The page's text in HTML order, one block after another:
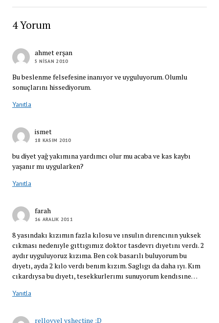
4 Yorum
ahmet erşan
5 NISAN 2010
Bu beslenme felsefesine inanıyor ve uyguluyorum. Olumlu
sonuçlarını hissediyorum.
Yanıtla
ismet
18 KASIM 2010
bu diyet yağ yakımına yardımcı olur mu acaba ve kas kaybı
yaşanır mı uygularken?
Yanıtla
farah
16 ARALIK 2011
8 yasındakı kızımın fazla kılosu ve ınsulın dırencının yuksek
cıkması nedenıyle gıttıgımız doktor tasdevrı dıyetını verdı. 2
aydır uyguluyoruz kızıma. Ben cok basarılı buluyorum bu
dıyetı, ayda 2 kılo verdı benım kızım. Saglıgı da daha ıyı. Kım
cıkardıysa bu dıyetı, tesekkurlerımı sunuyorum kendısıne…
Yanıtla
rellovvel yshectine :D